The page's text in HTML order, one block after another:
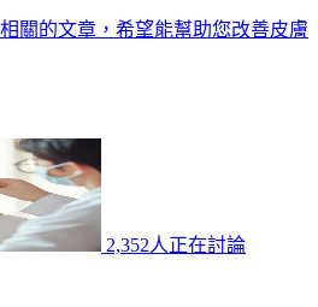
關的文章，希望能幫助您改善皮膚
2,352人正在討論